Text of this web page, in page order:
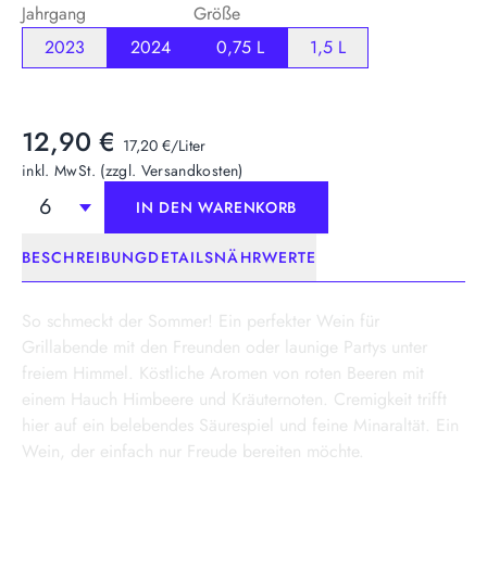
Jahrgang
2023
2024
Größe
0,75 L
1,5 L
12,90 € 17,20 €/Liter
inkl. MwSt. (zzgl. Versandkosten)
6
IN DEN WARENKORB
IN DEN WARENKORB
BESCHREIBUNGDETAILSNÄHRWERTE
So schmeckt der Sommer! Ein perfekter Wein für
Grillabende mit den Freunden oder launige Partys unter
freiem Himmel. Köstliche Aromen von roten Beeren mit
einem Hauch Himbeere und Kräuternoten. Cremigkeit trifft
hier auf ein belebendes Säurespiel und feine Minaraltät. Ein
Wein, der einfach nur Freude bereiten möchte.